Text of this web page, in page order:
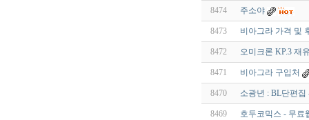
8474 주소야
8473 비아그라 가격 및
8472 오미크론 KP.3 재
8471 비아그라 구입처
8470 소광년 : BL단편집
8469 호두코믹스 - 무료